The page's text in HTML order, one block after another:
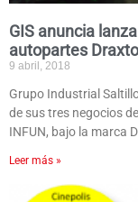
GIS anuncia
autopartes
9 abril, 2018
Grupo Industrial
de sus tres negocios
INFUN, bajo la marca
Leer más »